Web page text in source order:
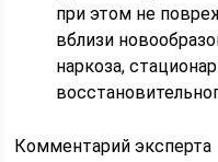
при этом не
вблизи
наркоза,
Комментарий эксперта